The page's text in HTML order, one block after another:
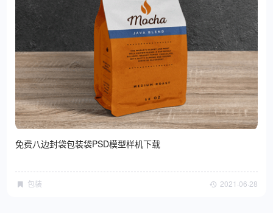
免费八边封袋包装袋PSD模型样机下载
包装 2021·06·28